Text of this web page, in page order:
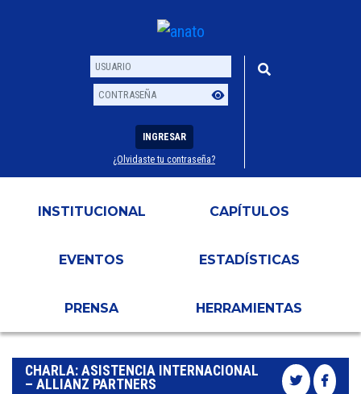
Usuario
Contraseña
INGRESAR
¿Olvidaste tu contraseña?
INSTITUCIONAL CAPÍTULOS
EVENTOS ESTADÍSTICAS
PRENSA HERRAMIENTAS
CHARLA: ASISTENCIA INTERNACIONAL
– ALLIANZ PARTNERS